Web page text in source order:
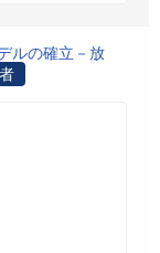
ルの確立－放